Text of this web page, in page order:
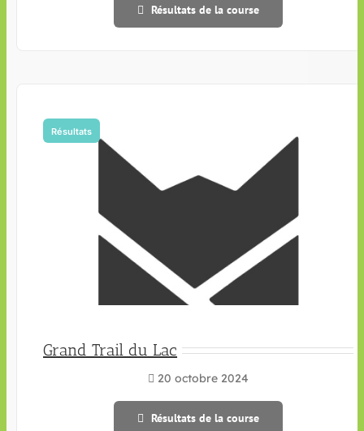
Résultats de la course
Résultats
Grand Trail du Lac
20 octobre 2024
Résultats de la course